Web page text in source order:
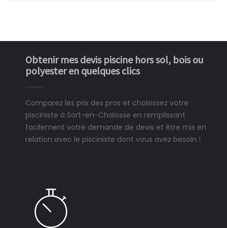
Obtenir mes devis piscine hors sol, bois ou
polyester en quelques clics
Comparez les prix des pros et choisissez votre
pisciniste à Sort-en-Chalosse en remplissant
facilement votre demande de devis et être mis en
relation avec le pisciniste dont vous avez besoin !